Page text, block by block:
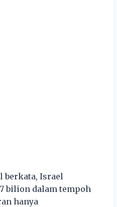
berkata, Israel
bilion dalam tempoh
hanya